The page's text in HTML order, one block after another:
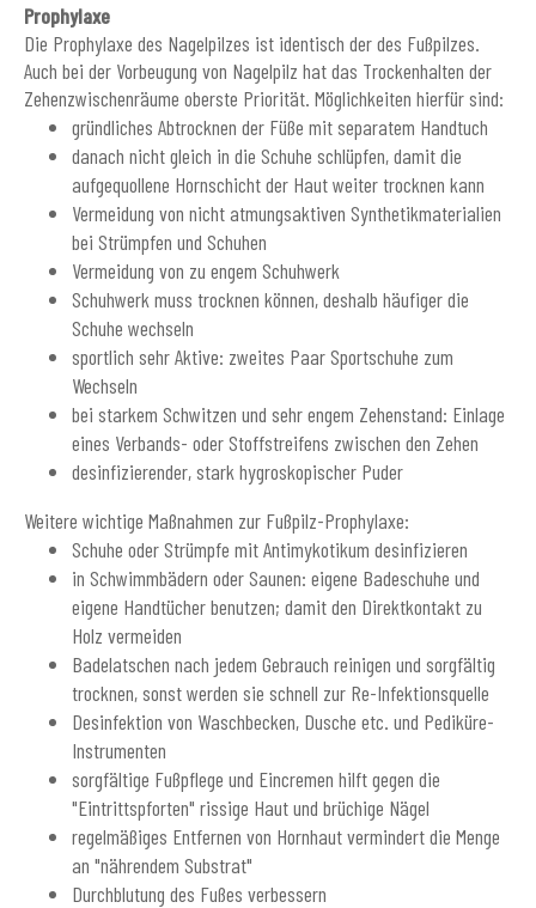
Prophylaxe
Die Prophylaxe des Nagelpilzes ist identisch der des Fußpilzes.
Auch bei der Vorbeugung von Nagelpilz hat das Trockenhalten der
Zehenzwischenräume oberste Priorität. Möglichkeiten hierfür sind:
gründliches Abtrocknen der Füße mit separatem Handtuch
danach nicht gleich in die Schuhe schlüpfen, damit die
aufgequollene Hornschicht der Haut weiter trocknen kann
Vermeidung von nicht atmungsaktiven Synthetikmaterialien
bei Strümpfen und Schuhen
Vermeidung von zu engem Schuhwerk
Schuhwerk muss trocknen können, deshalb häufiger die
Schuhe wechseln
sportlich sehr Aktive: zweites Paar Sportschuhe zum
Wechseln
bei starkem Schwitzen und sehr engem Zehenstand: Einlage
eines Verbands- oder Stoffstreifens zwischen den Zehen
desinfizierender, stark hygroskopischer Puder
Weitere wichtige Maßnahmen zur Fußpilz-Prophylaxe:
Schuhe oder Strümpfe mit Antimykotikum desinfizieren
in Schwimmbädern oder Saunen: eigene Badeschuhe und
eigene Handtücher benutzen; damit den Direktkontakt zu
Holz vermeiden
Badelatschen nach jedem Gebrauch reinigen und sorgfältig
trocknen, sonst werden sie schnell zur Re-Infektionsquelle
Desinfektion von Waschbecken, Dusche etc. und Pediküre-
Instrumenten
sorgfältige Fußpflege und Eincremen hilft gegen die
"Eintrittspforten" rissige Haut und brüchige Nägel
regelmäßiges Entfernen von Hornhaut vermindert die Menge
an "nährendem Substrat"
Durchblutung des Fußes verbessern